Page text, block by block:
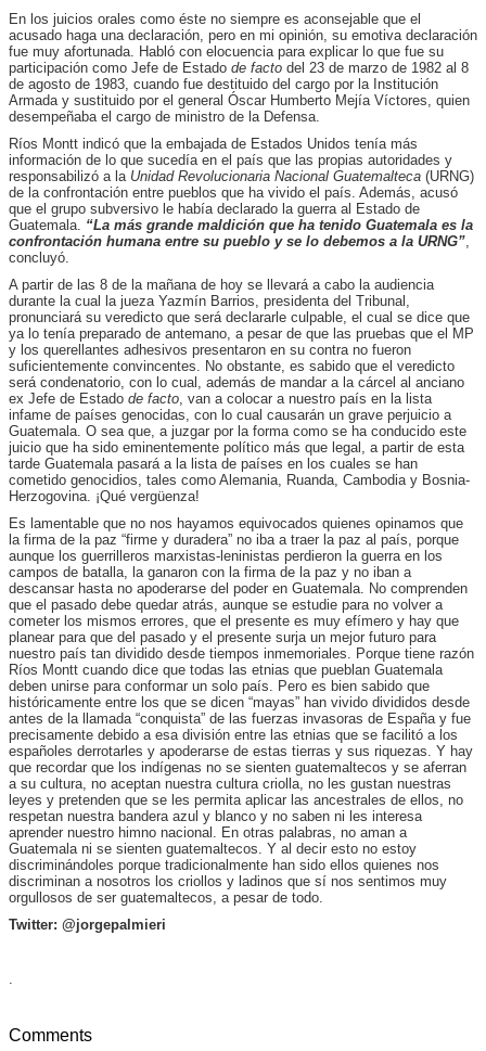
En los juicios orales como éste no siempre es aconsejable que el
acusado haga una declaración, pero en mi opinión, su emotiva declaración
fue muy afortunada. Habló con elocuencia para explicar lo que fue su
participación como Jefe de Estado de facto del 23 de marzo de 1982 al 8
de agosto de 1983, cuando fue destituido del cargo por la Institución
Armada y sustituido por el general Óscar Humberto Mejía Víctores, quien
desempeñaba el cargo de ministro de la Defensa.
Ríos Montt indicó que la embajada de Estados Unidos tenía más
información de lo que sucedía en el país que las propias autoridades y
responsabilizó a la Unidad Revolucionaria Nacional Guatemalteca (URNG)
de la confrontación entre pueblos que ha vivido el país. Además, acusó
que el grupo subversivo le había declarado la guerra al Estado de
Guatemala. “La más grande maldición que ha tenido Guatemala es la
confrontación humana entre su pueblo y se lo debemos a la URNG”
concluyó.
A partir de las 8 de la mañana de hoy se llevará a cabo la audiencia
durante la cual la jueza Yazmín Barrios, presidenta del Tribunal,
pronunciará su veredicto que será declararle culpable, el cual se dice que
ya lo tenía preparado de antemano, a pesar de que las pruebas que el MP
y los querellantes adhesivos presentaron en su contra no fueron
suficientemente convincentes. No obstante, es sabido que el veredicto
será condenatorio, con lo cual, además de mandar a la cárcel al anciano
ex Jefe de Estado de facto , van a colocar a nuestro país en la lista
infame de países genocidas, con lo cual causarán un grave perjuicio a
Guatemala. O sea que, a juzgar por la forma como se ha conducido este
juicio que ha sido eminentemente político más que legal, a partir de esta
tarde Guatemala pasará a la lista de países en los cuales se han
cometido genocidios, tales como Alemania, Ruanda, Cambodia y Bosnia-
Herzogovina. ¡Qué vergüenza!
Es lamentable que no nos hayamos equivocados quienes opinamos que
la firma de la paz “firme y duradera” no iba a traer la paz al país, porque
aunque los guerrilleros marxistas-leninistas perdieron la guerra en los
campos de batalla, la ganaron con la firma de la paz y no iban a
descansar hasta no apoderarse del poder en Guatemala. No comprenden
que el pasado debe quedar atrás, aunque se estudie para no volver a
cometer los mismos errores, que el presente es muy efímero y hay que
planear para que del pasado y el presente surja un mejor futuro para
nuestro país tan dividido desde tiempos inmemoriales. Porque tiene razón
Ríos Montt cuando dice que todas las etnias que pueblan Guatemala
deben unirse para conformar un solo país. Pero es bien sabido que
históricamente entre los que se dicen “mayas” han vivido divididos desde
antes de la llamada “conquista” de las fuerzas invasoras de España y fue
precisamente debido a esa división entre las etnias que se facilitó a los
españoles derrotarles y apoderarse de estas tierras y sus riquezas. Y hay
que recordar que los indígenas no se sienten guatemaltecos y se aferran
a su cultura, no aceptan nuestra cultura criolla, no les gustan nuestras
leyes y pretenden que se les permita aplicar las ancestrales de ellos, no
respetan nuestra bandera azul y blanco y no saben ni les interesa
aprender nuestro himno nacional. En otras palabras, no aman a
Guatemala ni se sienten guatemaltecos. Y al decir esto no estoy
discriminándoles porque tradicionalmente han sido ellos quienes nos
discriminan a nosotros los criollos y ladinos que sí nos sentimos muy
orgullosos de ser guatemaltecos, a pesar de todo.
Twitter: @jorgepalmieri
Comments